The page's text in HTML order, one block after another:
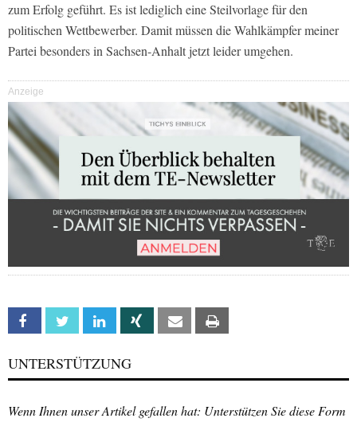
zum Erfolg geführt. Es ist lediglich eine Steilvorlage für den
politischen Wettbewerber. Damit müssen die Wahlkämpfer meiner
Partei besonders in Sachsen-Anhalt jetzt leider umgehen.
Anzeige
Facebook Twitter Linkedin Xing Email
UNTERSTÜTZUNG
Wenn Ihnen unser Artikel gefallen hat: Unterstützen Sie diese Form